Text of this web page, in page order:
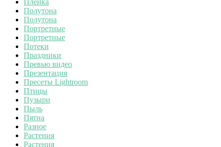
Полутона
Полутона
Портретные
Портретные
Потеки
Праздники
Превью видео
Презентация
Пресеты Lightroom
Птицы
Пузыри
Пыль
Пятна
Разное
Растения
Растения